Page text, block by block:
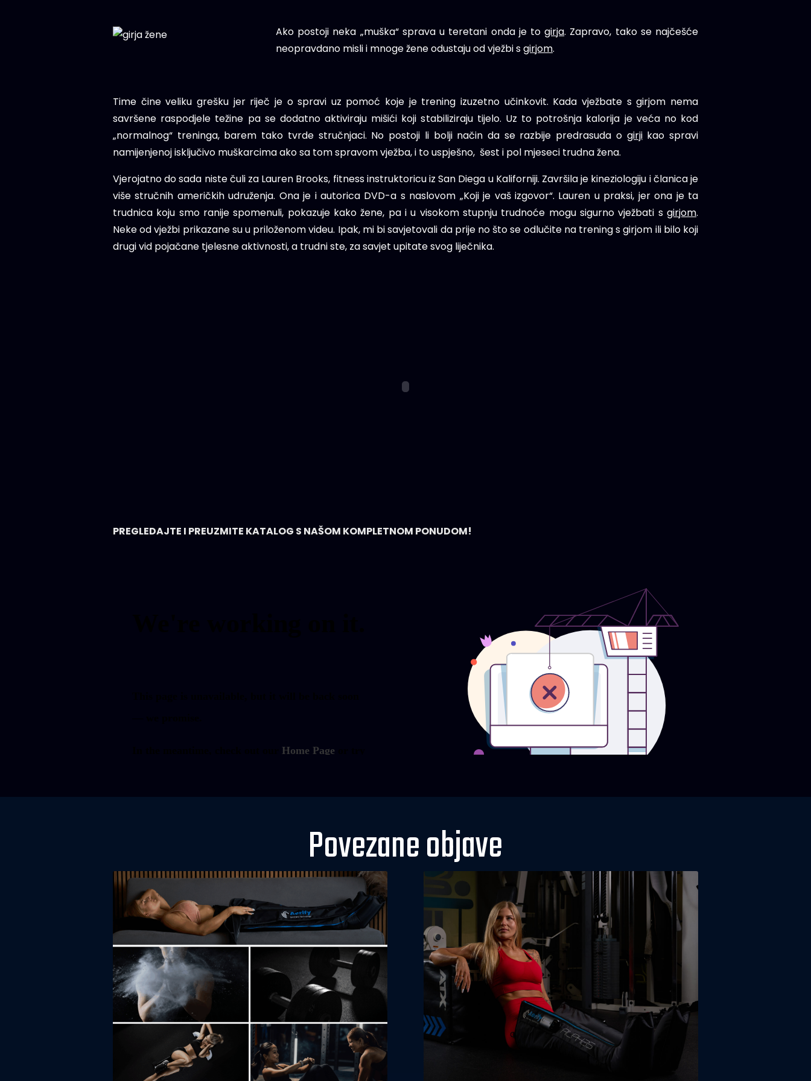
Ako postoji neka „muška“ sprava u teretani onda je togirja. Zapravo, tako se najčešće
neopravdano misli i mnoge žene odustaju od vježbi sgirjom.
Time čine veliku grešku jer riječ je o spravi uz pomoć koje je trening izuzetno učinkovit. Kada vježbate s girjom nema
savršene raspodjele težine pa se dodatno aktiviraju mišići koji stabiliziraju tijelo. Uz to potrošnja kalorija je veća no kod
„normalnog“ treninga, barem tako tvrde stručnjaci. No postoji li bolji način da se razbije predrasuda o girjikao spravi
namijenjenoj isključivo muškarcima ako sa tom spravom vježba, i to uspješno, šest i pol mjeseci trudna žena.
Vjerojatno do sada niste čuli za Lauren Brooks, fitness instruktoricu iz San Diega u Kaliforniji. Završila je kineziologiju i članica je
više stručnih američkih udruženja. Ona je i autorica DVD-a s naslovom „Koji je vaš izgovor“. Lauren u praksi, jer ona je ta
trudnica koju smo ranije spomenuli, pokazuje kako žene, pa i u visokom stupnju trudnoće mogu sigurno vježbati s girjom.
Neke od vježbi prikazane su u priloženom videu. Ipak, mi bi savjetovali da prije no što se odlučite na trening s girjom ili bilo koji
drugi vid pojačane tjelesne aktivnosti, a trudni ste, za savjet upitate svog liječnika.
PREGLEDAJTE I PREUZMITE KATALOG S NAŠOM KOMPLETNOM PONUDOM!
Povezane objave